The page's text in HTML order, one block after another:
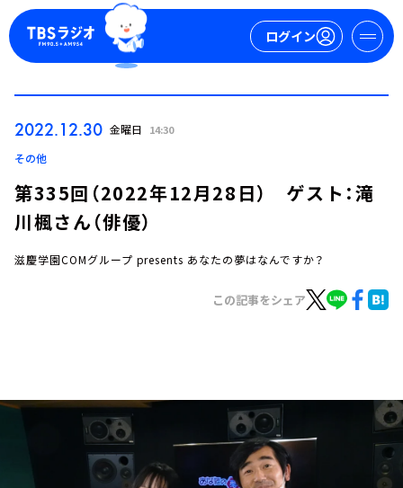
ログイン
お知らせ
イベント・グッズ
YouTube
会社情報
2022.12.30 金曜日 14:30
その他
第335回（2022年12月28日） ゲスト：滝
川楓さん（俳優）
滋慶学園COMグループ presents あなたの夢はなんですか？
この記事をシェア